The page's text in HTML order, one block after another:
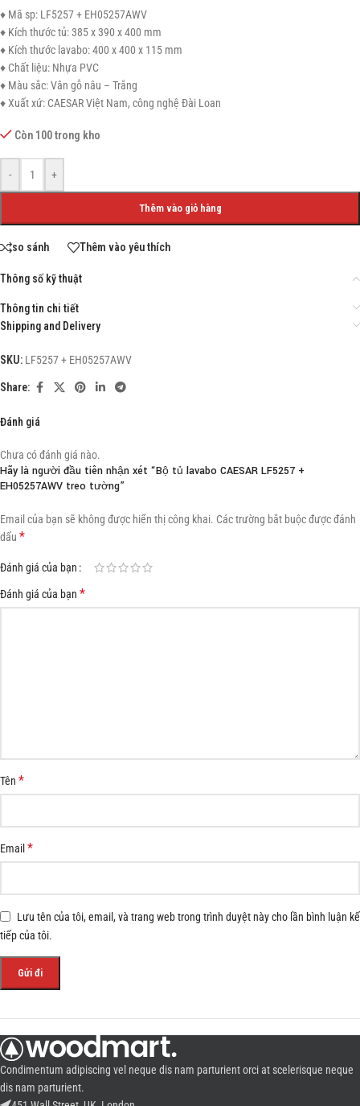
♦ Mã sp: LF5257 + EH05257AWV
♦ Kích thước tủ: 385 x 390 x 400 mm
♦ Kích thước lavabo: 400 x 400 x 115 mm
♦ Chất liệu: Nhựa PVC
♦ Màu sắc: Vân gỗ nâu – Trắng
♦ Xuất xứ: CAESAR Việt Nam, công nghệ Đài Loan
Còn 100 trong kho
- +
Thêm vào giỏ hàng
so sánh Thêm vào yêu thích
Thông số kỹ thuật
Thông tin chi tiết
Shipping and Delivery
SKU: LF5257 + EH05257AWV
Share:
Đánh giá
Chưa có đánh giá nào.
Hãy là người đầu tiên nhận xét “Bộ tủ lavabo CAESAR LF5257 +
EH05257AWV treo tường”
Email của bạn sẽ không được hiển thị công khai. Các trường bắt buộc được đánh
dấu *
Đánh giá của bạn
Đánh giá của bạn *
Tên *
Email*
Lưu tên của tôi, email, và trang web trong trình duyệt này cho lần bình luận kế
tiếp của tôi.
Condimentum adipiscing vel neque dis nam parturient orci at scelerisque neque
dis nam parturient.